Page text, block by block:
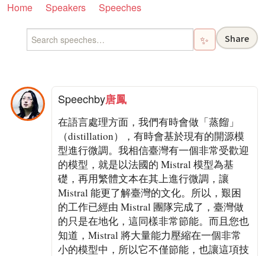
Home Speakers Speeches
✨ Share
Speechby唐鳳
在語言處理方面，我們有時會做「蒸餾」
（distillation），有時會基於現有的開源模
型進行微調。我相信臺灣有一個非常受歡迎
的模型，就是以法國的 Mistral 模型為基
礎，再用繁體文本在其上進行微調，讓
Mistral 能更了解臺灣的文化。所以，艱困
的工作已經由 Mistral 團隊完成了，臺灣做
的只是在地化，這同樣非常節能。而且您也
知道，Mistral 將大量能力壓縮在一個非常
小的模型中，所以它不僅節能，也讓這項技